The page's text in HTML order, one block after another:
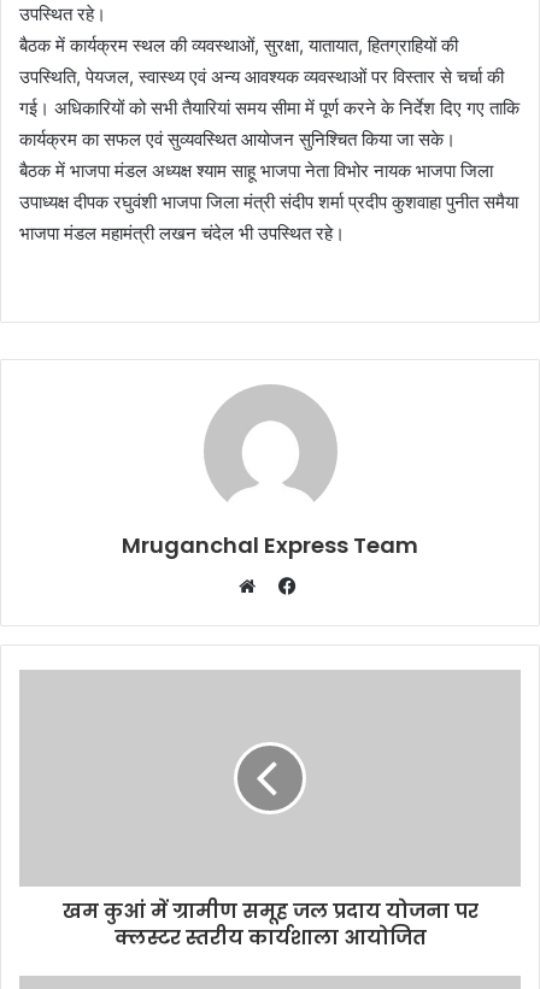
उपस्थित रहे।
बैठक में कार्यक्रम स्थल की व्यवस्थाओं, सुरक्षा, यातायात, हितग्राहियों की
उपस्थिति, पेयजल, स्वास्थ्य एवं अन्य आवश्यक व्यवस्थाओं पर विस्तार से चर्चा की
गई। अधिकारियों को सभी तैयारियां समय सीमा में पूर्ण करने के निर्देश दिए गए ताकि
कार्यक्रम का सफल एवं सुव्यवस्थित आयोजन सुनिश्चित किया जा सके।
बैठक में भाजपा मंडल अध्यक्ष श्याम साहू भाजपा नेता विभोर नायक भाजपा जिला
उपाध्यक्ष दीपक रघुवंशी भाजपा जिला मंत्री संदीप शर्मा प्रदीप कुशवाहा पुनीत समैया
भाजपा मंडल महामंत्री लखन चंदेल भी उपस्थित रहे।
Mruganchal Express Team
Facebook
खम कुआं में ग्रामीण समूह जल प्रदाय योजना पर
क्लस्टर स्तरीय कार्यशाला आयोजित